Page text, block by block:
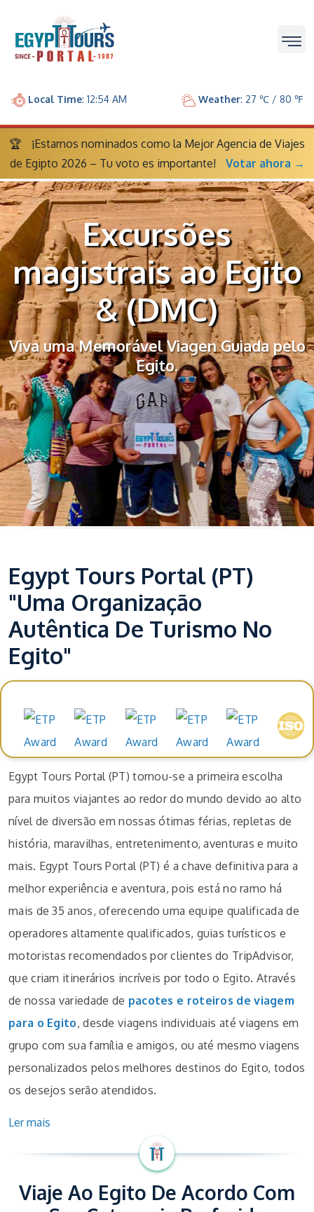
Local Time: 12:54 AM Weather: 27 ℃ / 80 ℉
🏆
¡Estamos nominados como la Mejor Agencia de Viajes
de Egipto 2026 – Tu voto es importante!
Votar ahora →
Excursões
magistrais ao Egito
& (DMC)
Viva uma Memorável Viagen Guiada pelo
Egito.
Egypt Tours Portal (PT)
"Uma Organização
Autêntica De Turismo No
Egito"
Egypt Tours Portal (PT) tornou-se a primeira escolha
para muitos viajantes ao redor do mundo devido ao alto
nível de diversão em nossas ótimas férias, repletas de
história, maravilhas, entretenimento, aventuras e muito
mais. Egypt Tours Portal (PT) é a chave definitiva para a
melhor experiência e aventura, pois está no ramo há
mais de 35 anos, oferecendo uma equipe qualificada de
operadores altamente qualificados, guias turísticos e
motoristas recomendados por clientes do TripAdvisor,
que criam itinerários incríveis por todo o Egito. Através
de nossa variedade de pacotes e roteiros de viagem
para o Egito, desde viagens individuais até viagens em
grupo com sua família e amigos, ou até mesmo viagens
personalizados pelos melhores destinos do Egito, todos
os desejos serão atendidos.
Ler mais
Viaje Ao Egito De Acordo Com